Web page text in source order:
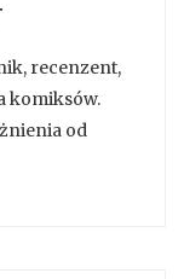
recenzent,
komiksów.
od